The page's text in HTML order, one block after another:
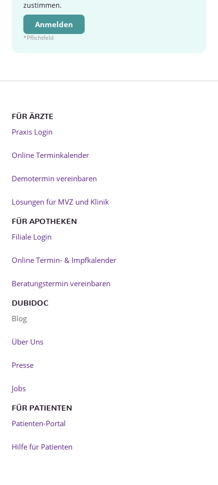
zustimmen.
Anmelden
*Pflichtfeld
FÜR ÄRZTE
Praxis Login
Online Terminkalender
Demotermin vereinbaren
Lösungen für MVZ und Klinik
FÜR APOTHEKEN
Filiale Login
Online Termin- & Impfkalender
Beratungstermin vereinbaren
DUBIDOC
Blog
Über Uns
Presse
Jobs
FÜR PATIENTEN
Patienten-Portal
Hilfe für Patienten